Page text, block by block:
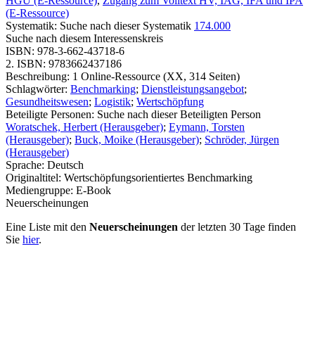
(E-Ressource)
Systematik: Suche nach dieser Systematik 174.000
Suche nach diesem Interessenskreis
ISBN: 978-3-662-43718-6
2. ISBN: 9783662437186
Beschreibung: 1 Online-Ressource (XX, 314 Seiten)
Schlagwörter: Benchmarking; Dienstleistungsangebot;
Gesundheitswesen; Logistik; Wertschöpfung
Beteiligte Personen: Suche nach dieser Beteiligten Person
Woratschek, Herbert (Herausgeber); Eymann, Torsten
(Herausgeber); Buck, Moike (Herausgeber); Schröder, Jürgen
(Herausgeber)
Sprache: Deutsch
Originaltitel: Wertschöpfungsorientiertes Benchmarking
Mediengruppe: E-Book
Neuerscheinungen
Eine Liste mit den Neuerscheinungen der letzten 30 Tage finden
Sie hier.